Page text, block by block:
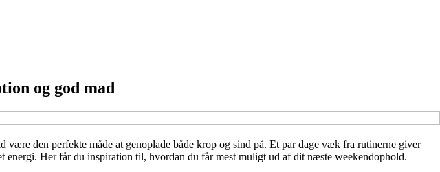
og god mad
den perfekte måde at genoplade både krop og sind på. Et par dage væk fra rutinerne giver
Her får du inspiration til, hvordan du får mest muligt ud af dit næste weekendophold.